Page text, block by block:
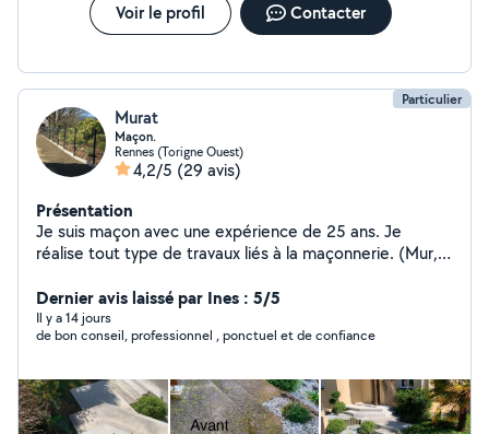
Voir le profil Contacter
Particulier
Murat
Maçon.
Rennes (Torigne Ouest)
4,2/5 (29 avis)
Présentation
Je suis maçon avec une expérience de 25 ans. Je
réalise tout type de travaux liés à la maçonnerie. (Mur,
rigide, clôture aluminium, pavé etc..). N'hésitez pas à
consulter toute les réalisations dans les photos de mon
profil
Dernier avis laissé par Ines : 5/5
Il y a 14 jours
de bon conseil, professionnel , ponctuel et de confiance